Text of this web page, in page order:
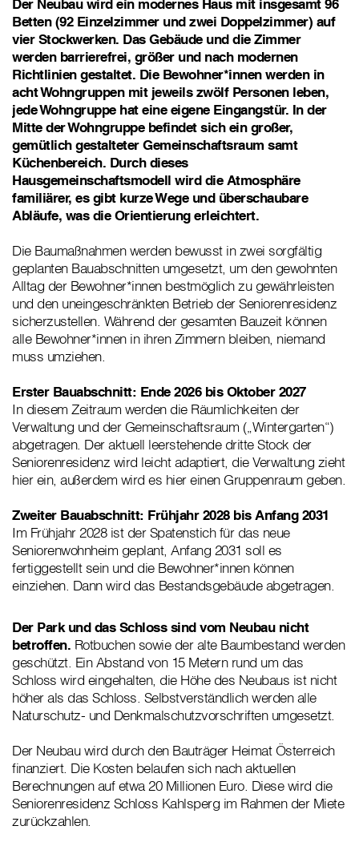
Der Neubau wird ein modernes Haus mit insgesamt 96
Betten (92 Einzelzimmer und zwei Doppelzimmer) auf
vier Stockwerken. Das Gebäude und die Zimmer
werden barrierefrei, größer und nach modernen
Richtlinien gestaltet. Die Bewohner*innen werden in
acht Wohngruppen mit jeweils zwölf Personen leben,
jede Wohngruppe hat eine eigene Eingangstür. In der
Mitte der Wohngruppe befindet sich ein großer,
gemütlich gestalteter Gemeinschaftsraum samt
Küchenbereich. Durch dieses
Hausgemeinschaftsmodell wird die Atmosphäre
familiärer, es gibt kurze Wege und überschaubare
Abläufe, was die Orientierung erleichtert.
Die Baumaßnahmen werden bewusst in zwei sorgfältig
geplanten Bauabschnitten umgesetzt, um den gewohnten
Alltag der Bewohner*innen bestmöglich zu gewährleisten
und den uneingeschränkten Betrieb der Seniorenresidenz
sicherzustellen. Während der gesamten Bauzeit können
alle Bewohner*innen in ihren Zimmern bleiben, niemand
muss umziehen.
Erster Bauabschnitt: Ende 2026 bis Oktober 2027
In diesem Zeitraum werden die Räumlichkeiten der
Verwaltung und der Gemeinschaftsraum („Wintergarten“)
abgetragen. Der aktuell leerstehende dritte Stock der
Seniorenresidenz wird leicht adaptiert, die Verwaltung zieht
hier ein, außerdem wird es hier einen Gruppenraum geben.
Zweiter Bauabschnitt: Frühjahr 2028 bis Anfang 2031
Im Frühjahr 2028 ist der Spatenstich für das neue
Seniorenwohnheim geplant, Anfang 2031 soll es
fertiggestellt sein und die Bewohner*innen können
einziehen. Dann wird das Bestandsgebäude abgetragen.
Der Park und das Schloss sind vom Neubau nicht
betroffen. Rotbuchen sowie der alte Baumbestand werden
geschützt. Ein Abstand von 15 Metern rund um das
Schloss wird eingehalten, die Höhe des Neubaus ist nicht
höher als das Schloss. Selbstverständlich werden alle
Naturschutz- und Denkmalschutzvorschriften umgesetzt.
Der Neubau wird durch den Bauträger Heimat Österreich
finanziert. Die Kosten belaufen sich nach aktuellen
Berechnungen auf etwa 20 Millionen Euro. Diese wird die
Seniorenresidenz Schloss Kahlsperg im Rahmen der Miete
zurückzahlen.